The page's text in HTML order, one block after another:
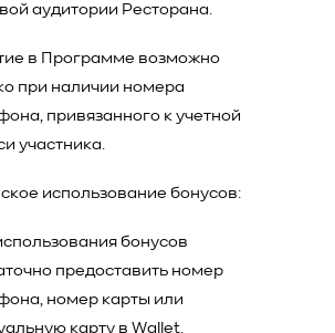
аудитории Ресторана.
в Программе возможно
при наличии номера
привязанного к учетной
участника.
использование бонусов:
бонусов
предоставить номер
номер карты или
карту в Wallet.